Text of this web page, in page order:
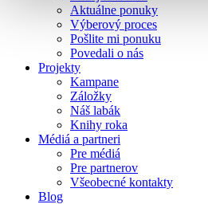
Aktuálne ponuky
Výberový proces
Pošlite mi ponuku
Povedali o nás
Projekty
Kampane
Záložky
Náš labák
Knihy roka
Médiá a partneri
Pre médiá
Pre partnerov
Všeobecné kontakty
Blog